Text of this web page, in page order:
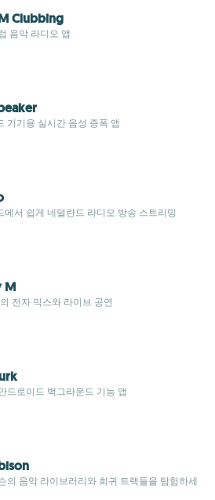
Clubbing
음악 라디오 앱
기기용 실시간 음성 증폭 앱
에서 쉽게 네덜란드 라디오 방송 스트리밍
M
전자 믹스와 라이브 공연
드로이드 백그라운드 기능 앱
의 음악 라이브러리와 희귀 트랙들을 탐험하세